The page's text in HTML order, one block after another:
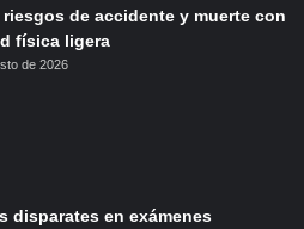
riesgos de accidente y muerte con
física ligera
de 2026
disparates en exámenes